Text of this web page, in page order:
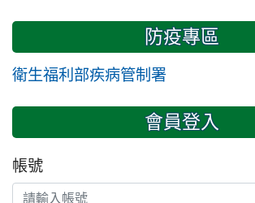
防疫專區
衛生福利部疾病管制署
會員登入
帳號